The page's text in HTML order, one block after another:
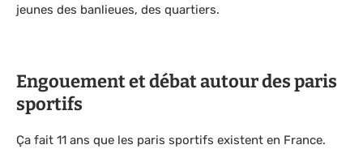
jeunes des banlieues, des quartiers.
Engouement et débat autour des paris
sportifs
Ça fait 11 ans que les paris sportifs existent en France.